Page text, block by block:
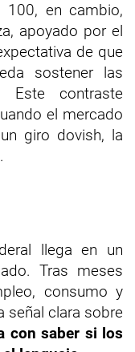
100, en cambio,
apoyado por el
de que
sostener las
Este contraste
el mercado
giro dovish, la
llega en un
Tras meses
consumo y
señal clara sobre
con saber si los